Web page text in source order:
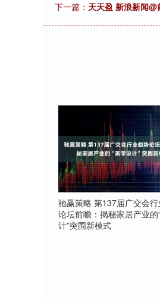
下一篇： 天天盈 新浪新闻
驰赢策略 第137届广交会
论坛前瞻：揭秘家居产业的
计”突围新模式